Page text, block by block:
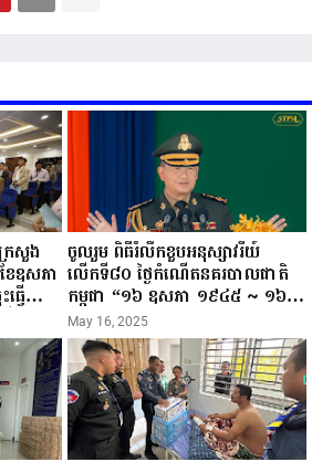
ក្រសួង
ែឧសភា
វើ
ល នៃ
ចូលរួម ពិធីរំលឹកខួបអនុស្សាវរីយ៍
លើកទី៨០ ថ្ងៃកំណើតនគរបាលជាតិ
កម្ពុជា “១៦ ឧសភា ១៩៤៥ ~ ១៦
ឧសភា ២០២៥”...
May 16, 2025